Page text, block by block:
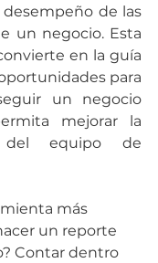
de las
un negocio. Esta
en la guía
para
un negocio
mejorar la
del equipo de
más
un reporte
Contar dentro